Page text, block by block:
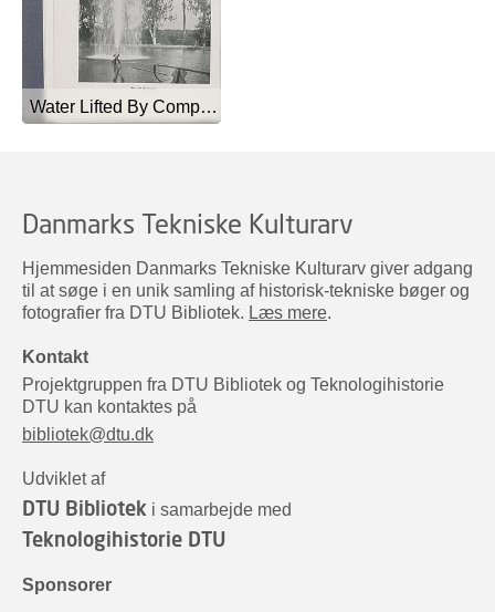
Water Lifted By Compressed Air - 1905
Danmarks Tekniske Kulturarv
Hjemmesiden Danmarks Tekniske Kulturarv giver adgang
til at søge i en unik samling af historisk-tekniske bøger og
fotografier fra DTU Bibliotek. Læs mere.
Kontakt
Projektgruppen fra DTU Bibliotek og Teknologihistorie
DTU kan kontaktes på
bibliotek@dtu.dk
Udviklet af
DTU Bibliotek i samarbejde med
Teknologihistorie DTU
Sponsorer